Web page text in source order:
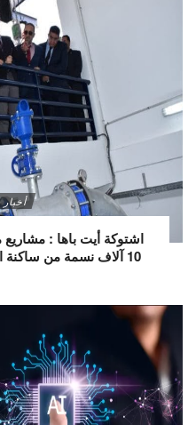
اشتوكة أيت باها : مشاريع
10 آلاف نسمة من ساكنة ايت اعميرة بالماء الشروب.